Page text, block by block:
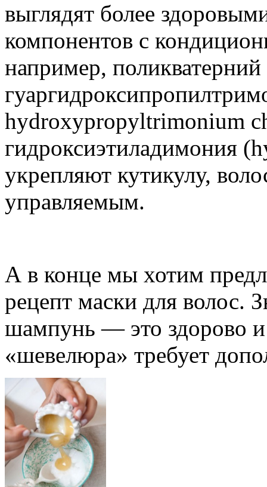
выглядят более
компонентов с
например,
hydroxypropyltrimonium
гидроксиэтиладимония
укрепляют кутикулу,
управляемым.
А в конце мы хотим
рецепт маски для волос.
шампунь — это здорово
«шевелюра» требует